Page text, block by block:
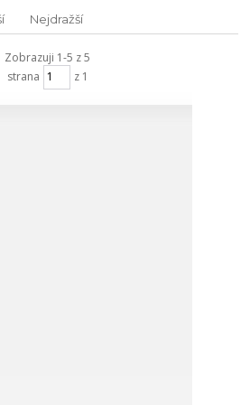
Nejdražší
Zobrazuji 1-5 z 5
strana
z 1